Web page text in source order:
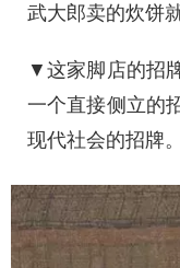
武大郎卖的炊饼
▼这家脚店的招
一个直接侧立的
现代社会的招牌。